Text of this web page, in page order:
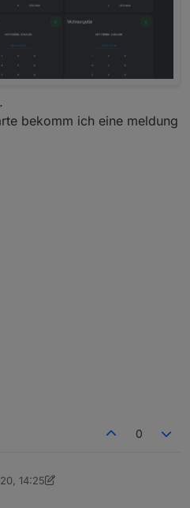
bekomm ich eine meldung
0
14:25
5. Jan. 2020, 16:36